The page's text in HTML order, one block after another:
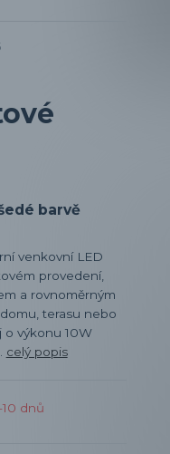
barvě
venkovní LED
provedení,
a rovnoměrným
terasu nebo
o výkonu 10W
celý popis
10 dnů